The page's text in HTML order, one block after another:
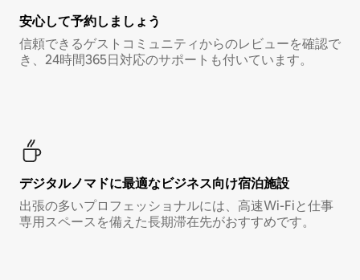
安心して予約しましょう
信頼できるゲストコミュニティからのレビューを確認で
き、24時間365日対応のサポートも付いています。
デジタルノマド⁠に最⁠適⁠なビ⁠ジ⁠ネ⁠ス⁠向⁠け宿⁠泊⁠施⁠設
出張の多いプロフェッショナルには、高速Wi-Fiと仕事
専用スペースを備えた長期滞在先がおすすめです。